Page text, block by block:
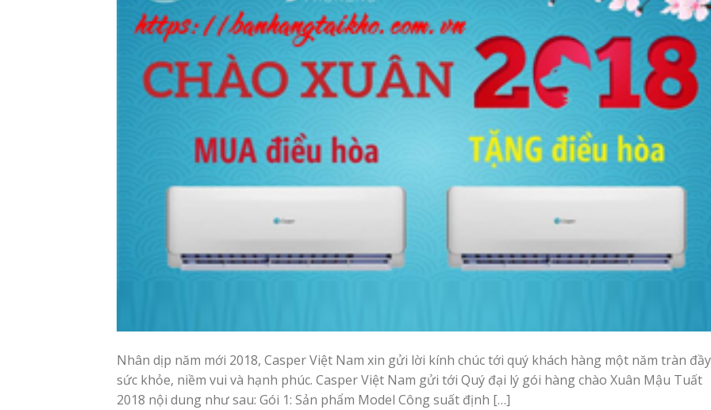
Nhân dịp năm mới 2018, Casper Việt Nam xin gửi lời kính chúc tới quý khách hàng một năm tràn đầy
sức khỏe, niềm vui và hạnh phúc. Casper Việt Nam gửi tới Quý đại lý gói hàng chào Xuân Mậu Tuất
2018 nội dung như sau: Gói 1: Sản phẩm Model Công suất định […]